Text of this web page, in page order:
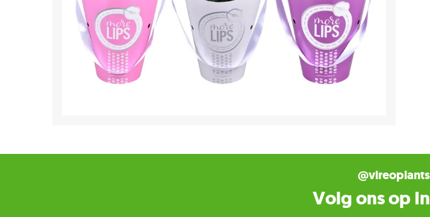
Volg ons op